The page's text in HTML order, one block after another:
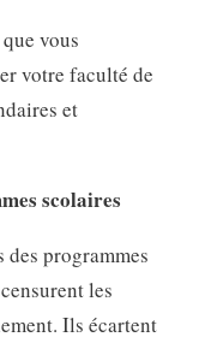
vous
votre faculté de
et
scolaires
des programmes
les
Ils écartent